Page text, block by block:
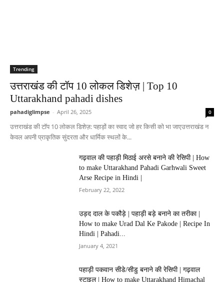
Trending
उत्तराखंड की टॉप 10 लोकल डिशेज़ | Top 10
Uttarakhand pahadi dishes
pahadiglimpse - April 26, 2025 0
उत्तराखंड की टॉप 10 लोकल डिशेज़: पहाड़ों का स्वाद जो हर किसी को भा जाएउत्तराखंड न
केवल अपनी प्राकृतिक सुंदरता और धार्मिक स्थलों के...
गढ़वाल की पहाड़ी मिठाई अरसे बनाने की रेसिपी | How
to make Uttarakhand Pahadi Garhwali Sweet
Arse Recipe in Hindi |
February 22, 2022
उड़द दाल के पकौड़े | पहाड़ी बड़े बनाने का तरीका |
How to make Urad Dal Ke Pakode | Recipe In
Hindi | Pahadi...
January 4, 2021
पहाड़ी पकवान सीडे/सीडु बनाने की रेसिपी | गढ़वाल
स्टाइल | How to make Uttarakhand Himachal